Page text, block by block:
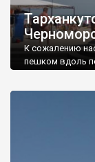
К сожалению
пешком вдоль